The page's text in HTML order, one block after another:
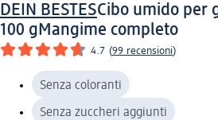
DEIN BESTESCibo umido per
100 gMangime completo
4.7 (99 recensioni)
Senza coloranti
Senza zuccheri aggiunti